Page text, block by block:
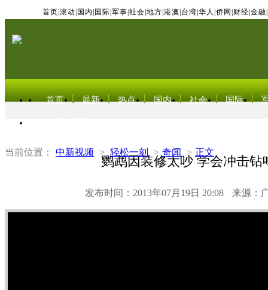
首页 滚动 国内 国际 军事 社会 地方 港澳 台湾 华人 侨网 财经 金融
首页 最新 热点 国内 社会 国际
当前位置： 中新视频 > 轻松一刻 > 奇闻 > 正文
鹦鹉因装修太吵 学会冲击钻
发布时间：2013年07月19日 20:08 来源：